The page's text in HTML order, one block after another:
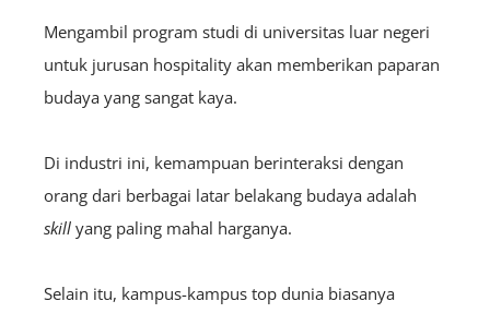
Mengambil program studi di universitas luar negeri
untuk jurusan hospitality akan memberikan paparan
budaya yang sangat kaya.
Di industri ini, kemampuan berinteraksi dengan
orang dari berbagai latar belakang budaya adalah
skill yang paling mahal harganya.
Selain itu, kampus-kampus top dunia biasanya